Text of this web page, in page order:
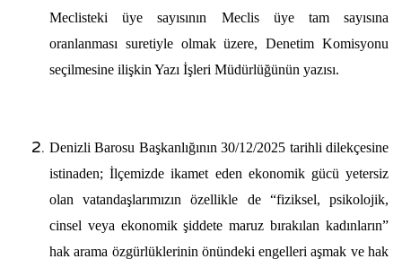
Meclisteki üye sayısının Meclis üye tam sayısına
oranlanması suretiyle olmak üzere, Denetim Komisyonu
seçilmesine ilişkin Yazı İşleri Müdürlüğünün yazısı.
Denizli Barosu Başkanlığının 30/12/2025 tarihli dilekçesine
istinaden; İlçemizde ikamet eden ekonomik gücü yetersiz
olan vatandaşlarımızın özellikle de “fiziksel, psikolojik,
cinsel veya ekonomik şiddete maruz bırakılan kadınların”
hak arama özgürlüklerinin önündeki engelleri aşmak ve hak